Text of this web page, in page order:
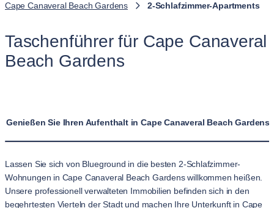
Cape Canaveral Beach Gardens 2-Schlafzimmer-Apartments
Taschenführer für Cape Canaveral
Beach Gardens
Genießen Sie Ihren Aufenthalt in Cape Canaveral Beach
Lassen Sie sich von Blueground in die besten 2-Schlafzimmer-
Wohnungen in Cape Canaveral Beach Gardens willkommen heißen.
Unsere professionell verwalteten Immobilien befinden sich in den
begehrtesten Vierteln der Stadt und machen Ihre Unterkunft in Cape